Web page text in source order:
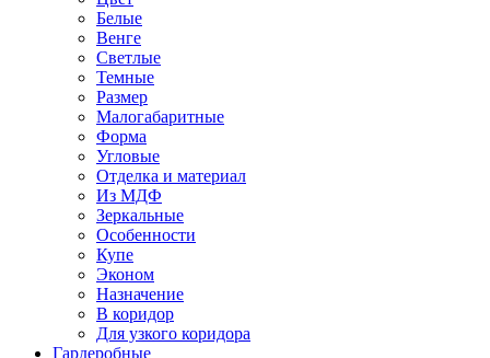
Белые
Венге
Светлые
Темные
Размер
Малогабаритные
Форма
Угловые
Отделка и материал
Из МДФ
Зеркальные
Особенности
Купе
Эконом
Назначение
В коридор
Для узкого коридора
Гардеробные